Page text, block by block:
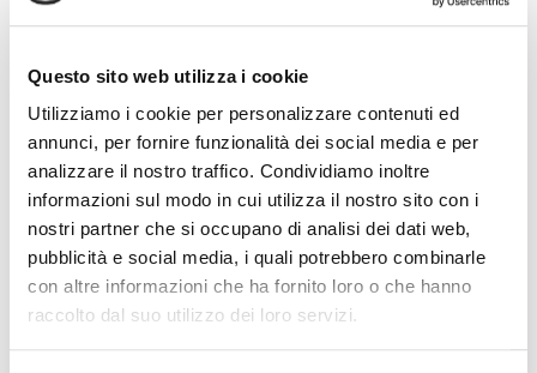
Questo sito web utilizza i cookie
Utilizziamo i cookie per personalizzare contenuti ed
annunci, per fornire funzionalità dei social media e per
analizzare il nostro traffico. Condividiamo inoltre
informazioni sul modo in cui utilizza il nostro sito con i
nostri partner che si occupano di analisi dei dati web,
pubblicità e social media, i quali potrebbero combinarle
con altre informazioni che ha fornito loro o che hanno
raccolto dal suo utilizzo dei loro servizi.
13,50 € 16,00 €
favorite_border